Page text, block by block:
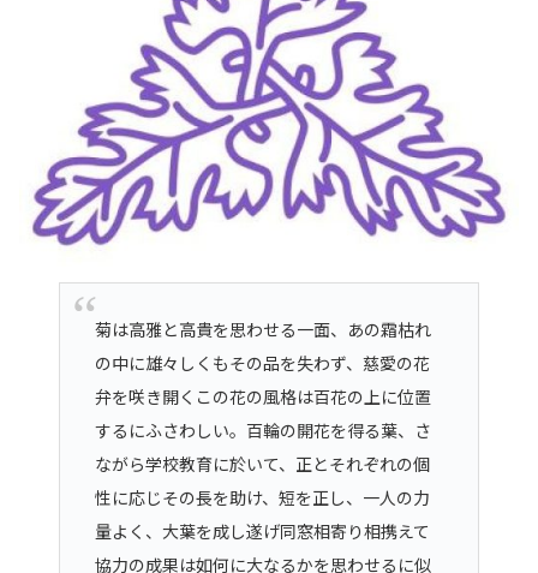
菊は高雅と高貴を思わせる一面、あの霜枯れ
の中に雄々しくもその品を失わず、慈愛の花
弁を咲き開くこの花の風格は百花の上に位置
するにふさわしい。百輪の開花を得る葉、さ
ながら学校教育に於いて、正とそれぞれの個
性に応じその長を助け、短を正し、一人の力
量よく、大葉を成し遂げ同窓相寄り相携えて
協力の成果は如何に大なるかを思わせるに似